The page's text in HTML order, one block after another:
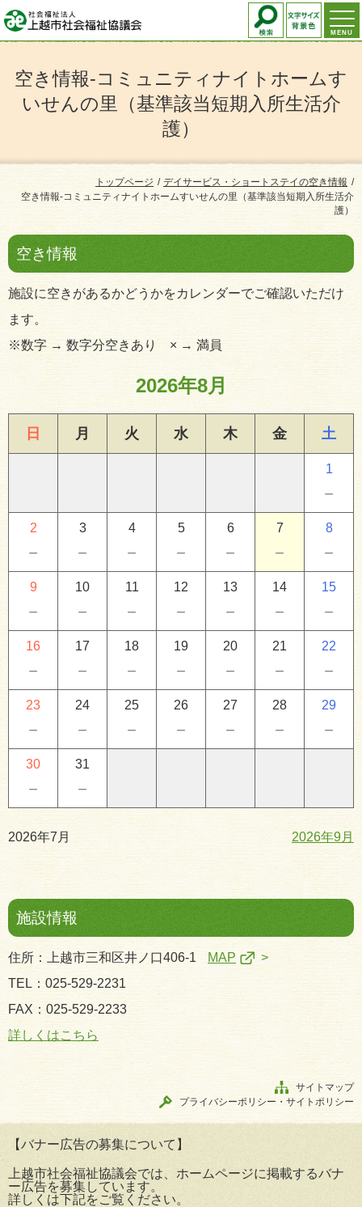
MENU
空き情報-コミュニティナイトホームす
いせんの里（基準該当短期入所生活介
護）
トップページ
デイサービス・ショートステイの空き情報
空き情報-コミュニティナイトホームすいせんの里（基準該当短期入所生活介
護）
空き情報
施設に空きがあるかどうかをカレンダーでご確認いただけ
ます。
※数字 → 数字分空きあり × → 満員
2026年8月
日 月 火 水 木 金 土
1
－
2
－
3
－
4
－
5
－
6
－
7
－
8
－
9
－
10
－
11
－
12
－
13
－
14
－
15
－
16
－
17
－
18
－
19
－
20
－
21
－
22
－
23
－
24
－
25
－
26
－
27
－
28
－
29
－
30
－
31
－
2026年7月 2026年9月
施設情報
住所：上越市三和区井ノ口406-1
MAP
TEL：025-529-2231
FAX：025-529-2233
詳しくはこちら
サイトマップ
プライバシーポリシー・サイトポリシー
【バナー広告の募集について】
上越市社会福祉協議会では、ホームページに掲載するバナ
ー広告を募集しています。
詳しくは下記をご覧ください。